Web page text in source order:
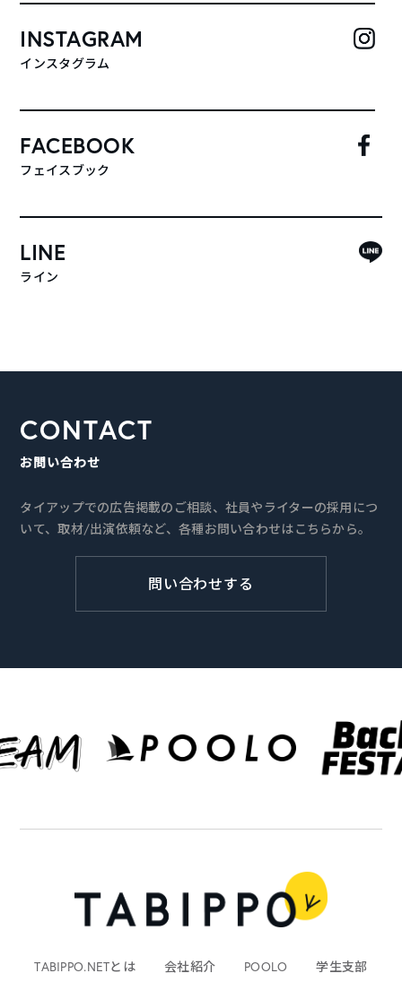
INSTAGRAM
インスタグラム
FACEBOOK
フェイスブック
LINE
ライン
CONTACT
お問い合わせ
タイアップでの広告掲載のご相談、社員やライターの採用につ
いて、取材/出演依頼など、各種お問い合わせはこちらから。
問い合わせする
TABIPPO.NETとは 会社紹介 POOLO
学生支部